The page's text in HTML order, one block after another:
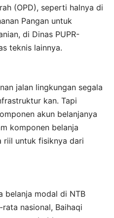
(OPD), seperti halnya di
Pangan untuk
di Dinas PUPR-
teknis lainnya.
jalan lingkungan segala
kan. Tapi
akun belanjanya
komponen belanja
riil untuk fisiknya dari
belanja modal di NTB
nasional, Baihaqi